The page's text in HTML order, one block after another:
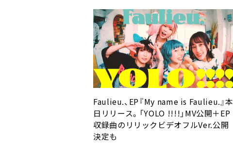
Faulieu.、EP『My name is Faulieu.』本
日リリース。「YOLO !!!!」MV公開＋EP
収録曲のリリックビデオフルVer.公開
決定も